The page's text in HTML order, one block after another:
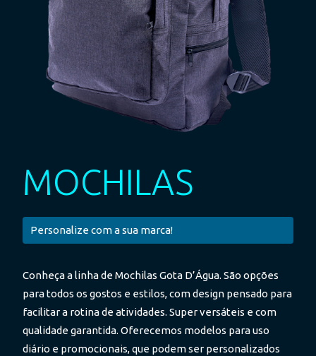
MOCHILAS
Personalize com a sua marca!
Conheça a linha de Mochilas Gota D’Água. São opções
para todos os gostos e estilos, com design pensado para
facilitar a rotina de atividades. Super versáteis e com
qualidade garantida. Oferecemos modelos para uso
diário e promocionais, que podem ser personalizados